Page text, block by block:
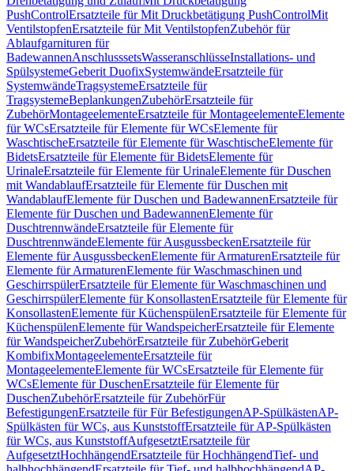
PushControlErsatzteile für Mit Druckbetätigung PushControlMit
VentilstopfenErsatzteile für Mit VentilstopfenZubehör für
Ablaufgarnituren für
BadewannenAnschlusssetsWasseranschlüsseInstallations- und
SpülsystemeGeberit DuofixSystemwändeErsatzteile für
SystemwändeTragsystemeErsatzteile für
TragsystemeBeplankungenZubehörErsatzteile für
ZubehörMontageelementeErsatzteile für MontageelementeElemente
für WCsErsatzteile für Elemente für WCsElemente für
WaschtischeErsatzteile für Elemente für WaschtischeElemente für
BidetsErsatzteile für Elemente für BidetsElemente für
UrinaleErsatzteile für Elemente für UrinaleElemente für Duschen
mit WandablaufErsatzteile für Elemente für Duschen mit
WandablaufElemente für Duschen und BadewannenErsatzteile für
Elemente für Duschen und BadewannenElemente für
DuschtrennwändeErsatzteile für Elemente für
DuschtrennwändeElemente für AusgussbeckenErsatzteile für
Elemente für AusgussbeckenElemente für ArmaturenErsatzteile für
Elemente für ArmaturenElemente für Waschmaschinen und
GeschirrspülerErsatzteile für Elemente für Waschmaschinen und
GeschirrspülerElemente für KonsollastenErsatzteile für Elemente für
KonsollastenElemente für KüchenspülenErsatzteile für Elemente für
KüchenspülenElemente für WandspeicherErsatzteile für Elemente
für WandspeicherZubehörErsatzteile für ZubehörGeberit
KombifixMontageelementeErsatzteile für
MontageelementeElemente für WCsErsatzteile für Elemente für
WCsElemente für DuschenErsatzteile für Elemente für
DuschenZubehörErsatzteile für ZubehörFür
BefestigungenErsatzteile für Für BefestigungenAP-SpülkästenAP-
Spülkästen für WCs, aus KunststoffErsatzteile für AP-Spülkästen
für WCs, aus KunststoffAufgesetztErsatzteile für
AufgesetztHochhängendErsatzteile für HochhängendTief- und